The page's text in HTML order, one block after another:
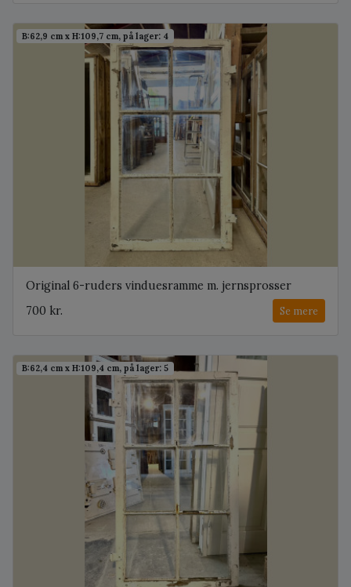
B:62,9 cm x H:109,7 cm, på lager: 4
Original 6-ruders vinduesramme m. jernsprosser
700 kr.
Se mere
B:62,4 cm x H:109,4 cm, på lager: 5